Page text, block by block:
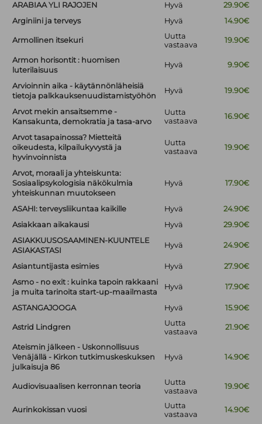
ARABIAA YLI RAJOJEN
Hyvä
29.90€
Arginiini ja terveys
Hyvä 14.90€
Armollinen itsekuri
Uutta
vastaava
19.90€
Armon horisontit : huomisen
luterilaisuus
Hyvä 9.90€
Arvioinnin aika - käytännönläheisiä
tietoja palkkauksenuudistamistyöhön
Hyvä 19.90€
Arvot mekin ansaitsemme -
Kansakunta, demokratia ja tasa-arvo
Uutta
vastaava
16.90€
Arvot tasapainossa? Mietteitä
oikeudesta, kilpailukyvystä ja
hyvinvoinnista
Uutta
vastaava
19.90€
Arvot, moraali ja yhteiskunta:
Sosiaalipsykologisia näkökulmia
yhteiskunnan muutokseen
Hyvä 17.90€
ASAHI: terveysliikuntaa kaikille Hyvä
24.90€
Asiakkaan aikakausi
Hyvä
29.90€
ASIAKKUUSOSAAMINEN-KUUNTELE
ASIAKASTASI
Hyvä 24.90€
Asiantuntijasta esimies Hyvä
27.90€
Asmo - no exit : kuinka tapoin rakkaani
ja muita tarinoita start-up-maailmasta
Hyvä 17.90€
ASTANGAJOOGA Hyvä 15.90€
Astrid Lindgren
Uutta
vastaava
21.90€
Ateismin jälkeen - Uskonnollisuus
Venäjällä - Kirkon tutkimuskeskuksen
julkaisuja 86
Hyvä 14.90€
Audiovisuaalisen kerronnan teoria
Uutta
vastaava
19.90€
Aurinkokissan vuosi
Uutta
vastaava
14.90€